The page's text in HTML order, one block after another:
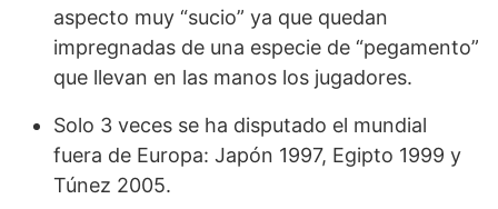
aspecto muy “sucio” ya que quedan
impregnadas de una especie de “pegamento”
que llevan en las manos los jugadores.
Solo 3 veces se ha disputado el mundial
fuera de Europa: Japón 1997, Egipto 1999 y
Túnez 2005.